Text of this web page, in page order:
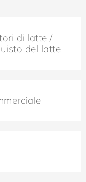
di latte /
del latte